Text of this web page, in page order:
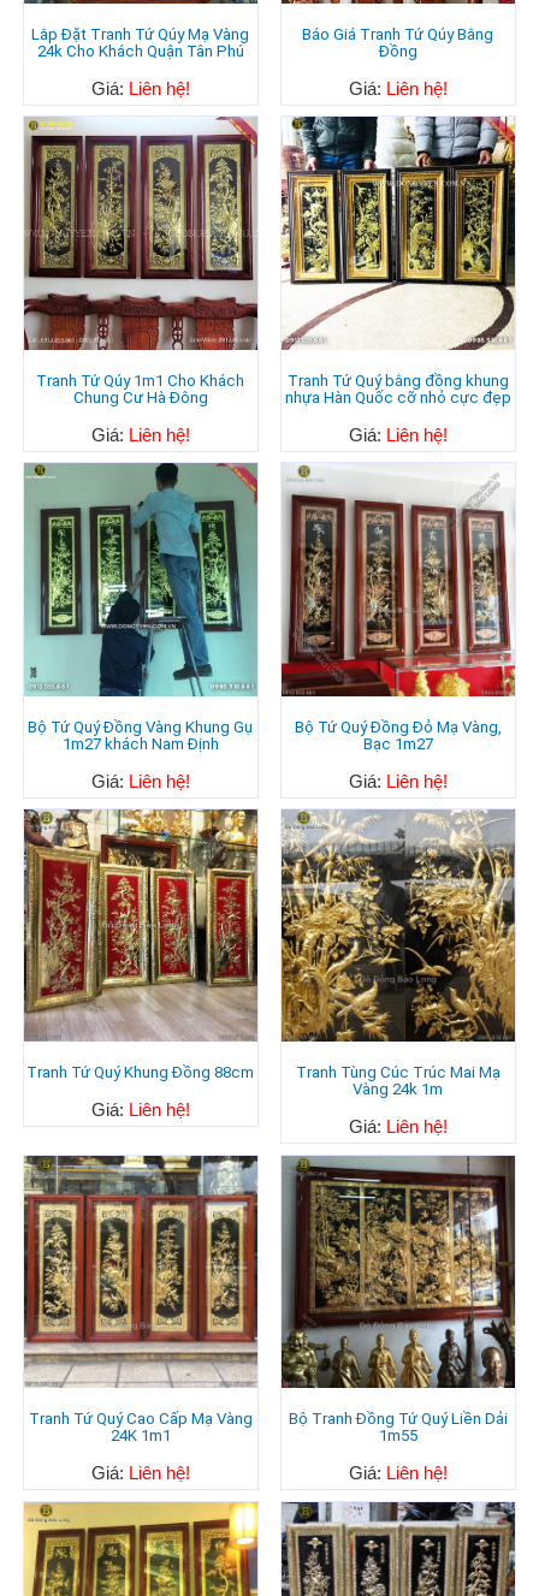
Lắp Đặt Tranh Tứ Qúy Mạ Vàng
24k Cho Khách Quận Tân Phú
Giá: Liên hệ!
Báo Giá Tranh Tứ Qúy Bằng
Đồng
Giá: Liên hệ!
Tranh Tứ Qúy 1m1 Cho Khách
Chung Cư Hà Đông
Giá: Liên hệ!
Tranh Tứ Quý bằng đồng khung
nhựa Hàn Quốc cỡ nhỏ cực đẹp
Giá: Liên hệ!
Bộ Tứ Quý Đồng Vàng Khung Gụ
1m27 khách Nam Định
Giá: Liên hệ!
Bộ Tứ Quý Đồng Đỏ Mạ Vàng,
Bạc 1m27
Giá: Liên hệ!
Tranh Tứ Quý Khung Đồng 88cm
Giá: Liên hệ!
Tranh Tùng Cúc Trúc Mai Mạ
Vàng 24k 1m
Giá: Liên hệ!
Tranh Tứ Quý Cao Cấp Mạ Vàng
24K 1m1
Giá: Liên hệ!
Bộ Tranh Đồng Tứ Quý Liền Dải
1m55
Giá: Liên hệ!